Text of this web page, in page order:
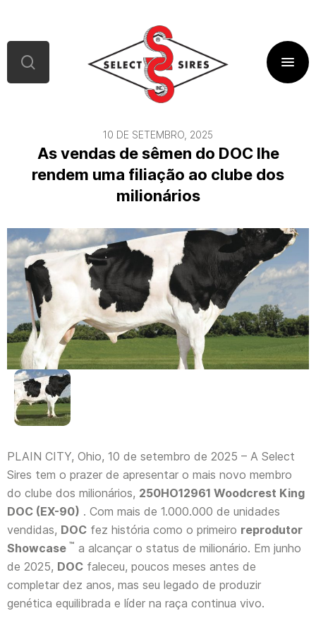
10 DE SETEMBRO, 2025
As vendas de sêmen do DOC lhe
rendem uma filiação ao clube dos
milionários
PLAIN CITY, Ohio, 10 de setembro de 2025 – A Select
Sires tem o prazer de apresentar o mais novo membro
do clube dos milionários, 250HO12961 Woodcrest King
DOC (EX-90) . Com mais de 1.000.000 de unidades
vendidas, DOC fez história como o primeiro reprodutor
Showcase ™ a alcançar o status de milionário. Em junho
de 2025, DOC faleceu, poucos meses antes de
completar dez anos, mas seu legado de produzir
genética equilibrada e líder na raça continua vivo.